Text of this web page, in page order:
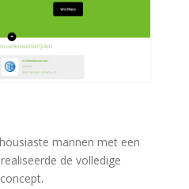
mannen met een
de volledige